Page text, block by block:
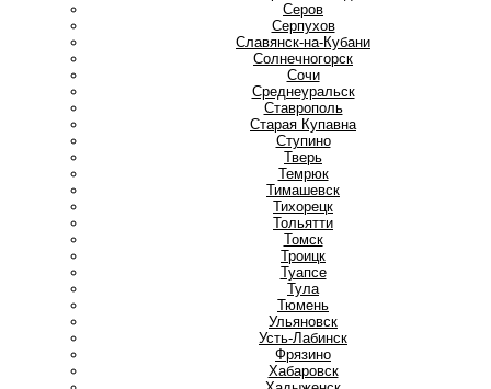
Серов
Серпухов
Славянск-на-Кубани
Солнечногорск
Сочи
Среднеуральск
Ставрополь
Старая Купавна
Ступино
Тверь
Темрюк
Тимашевск
Тихорецк
Тольятти
Томск
Троицк
Туапсе
Тула
Тюмень
Ульяновск
Усть-Лабинск
Фрязино
Хабаровск